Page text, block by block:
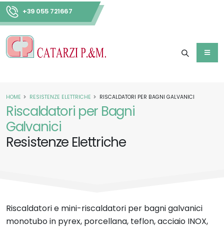
+39 055 721667
Riscaldatori per Bagni
Galvanici
Resistenze Elettriche
HOME RESISTENZE ELETTRICHE RISCALDATORI PER BAGNI GALVANICI
Riscaldatori e mini-riscaldatori per bagni galvanici
monotubo in pyrex, porcellana, teflon, acciaio INOX,